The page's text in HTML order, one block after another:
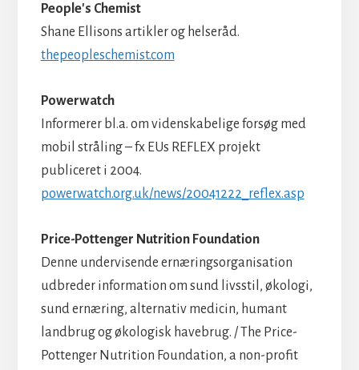
People's Chemist
Shane Ellisons artikler og helseråd.
thepeopleschemist.com
Powerwatch
Informerer bl.a. om videnskabelige forsøg med
mobil stråling – fx EUs REFLEX projekt
publiceret i 2004.
powerwatch.org.uk/news/20041222_reflex.asp
Price-Pottenger Nutrition Foundation
Denne undervisende ernæringsorganisation
udbreder information om sund livsstil, økologi,
sund ernæring, alternativ medicin, humant
landbrug og økologisk havebrug. / The Price-
Pottenger Nutrition Foundation, a non-profit